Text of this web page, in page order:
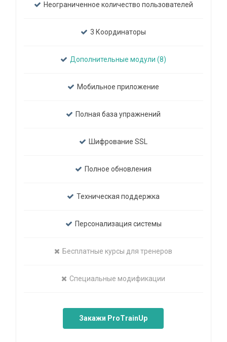
Неограниченное количество пользователей
3 Координаторы
Дополнительные модули (8)
Мобильное приложение
Полная база упражнений
Шифрование SSL
Полное обновления
Техническая поддержка
Персонализация системы
Бесплатные курсы для тренеров
Специальные модификации
Закажи ProTrainUp